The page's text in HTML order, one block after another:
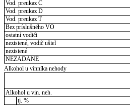
Vod. preukaz C
Vod. preukaz D
Vod. preukaz T
Bez príslušného VO
ostatní vodiči
nezistené, vodič ušiel
nezistené
NEZADANÉ
Alkohol u vinníka nehody
Alkohol u vin. neh.
tj. %